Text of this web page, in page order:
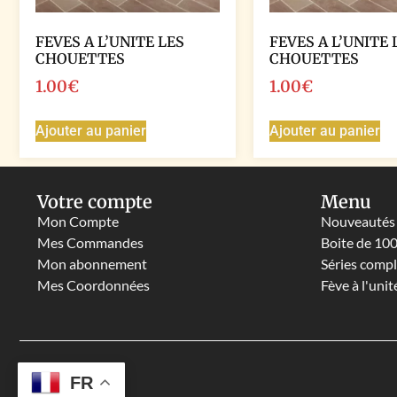
FEVES A L’UNITE LES
CHOUETTES
1.00€
Ajouter au panier
FEVES A L’UNITE
CHOUETTES
1.00€
Ajouter au panier
Votre compte
Mon Compte
Mes Commandes
Mon abonnement
Mes Coordonnées
Menu
Nouveautés
Boite de 100
Séries
Fève à
FR